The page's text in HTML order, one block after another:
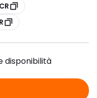
disponibilità